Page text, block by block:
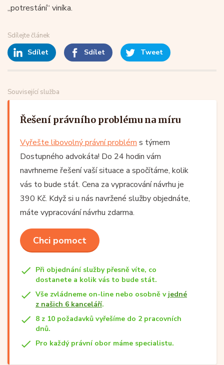
„potrestání“ viníka.
Sdílejte článek
Sdílet Sdílet Tweet
Související služba
Řešení právního problému na míru
Vyřešte libovolný právní problém s týmem
Dostupného advokáta! Do 24 hodin vám
navrhneme řešení vaší situace a spočítáme, kolik
vás to bude stát. Cena za vypracování návrhu je
390 Kč. Když si u nás navržené služby objednáte,
máte vypracování návrhu zdarma.
Chci pomoct
Při objednání služby přesně víte, co
dostanete a kolik vás to bude stát.
Vše zvládneme on-line nebo osobně v jedné
z našich 6 kanceláří.
8 z 10 požadavků vyřešíme do 2 pracovních
dnů.
Pro každý právní obor máme specialistu.